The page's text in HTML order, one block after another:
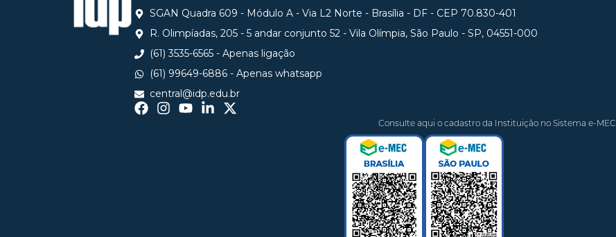
SGAN Quadra 609 - Módulo A - Via L2 Norte - Brasília - DF - CEP 70.830-401
R. Olimpíadas, 205 - 5 andar conjunto 52 - Vila Olímpia, São Paulo - SP, 04551-000
(61) 3535-6565 - Apenas ligação
(61) 99649-6886 - Apenas whatsapp
central@idp.edu.br
Consulte aqui o cadastro da Instituição no Sistema e-MEC